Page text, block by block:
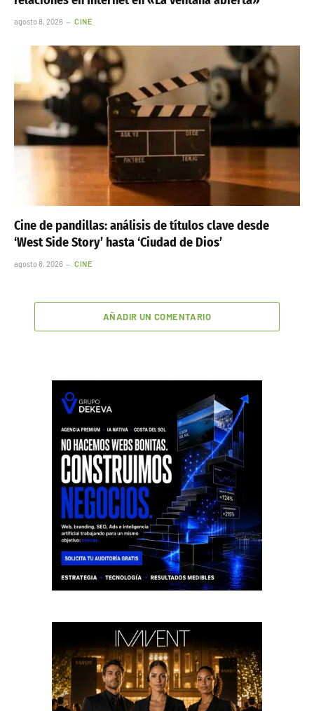
agosto 8, 2026 CINE
Cine de pandillas: análisis de títulos clave desde
‘West Side Story’ hasta ‘Ciudad de Dios’
agosto 8, 2026 CINE
AÑADIR UN COMENTARIO